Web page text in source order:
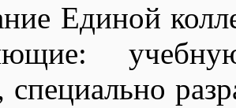
Единой
специально